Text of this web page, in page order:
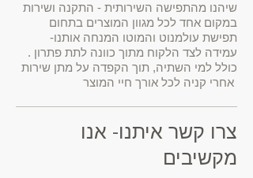
שיהנו מהתפישה השירותית - התקנה ושירות
במקום אחד לכל מגוון המוצרים בתחום
-תפישת עולמנוט והמוטו המנחה אותנו
. עמידה לצד הלקוח מתוך כוונה לתת פתרון
כולל למי השתיה, תוך הקפדה על מתן שירות
אחרי קניה לכל אורך חיי המוצר
צרו קשר איתנו- אנו
מקשיבים